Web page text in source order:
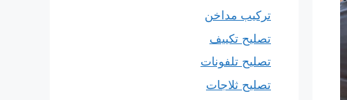
تركيب مداخن
تصليح تكييف
تصليح تلفونات
تصليح ثلاجات